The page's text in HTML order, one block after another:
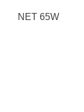
NET 65W